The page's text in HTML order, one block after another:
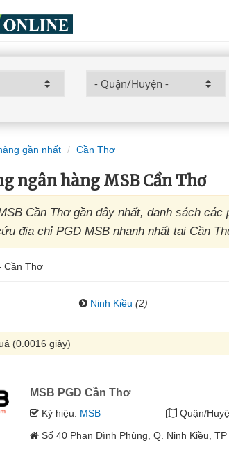
gần nhất Cần Thơ
ngân hàng MSB Cần Thơ
Cần Thơ gần đây nhất, danh sách
địa chỉ PGD MSB nhanh nhất tại Cần
Cần Thơ
Ninh Kiều (2)
(0.0016 giây)
MSB PGD Cần Thơ
Ký hiệu: MSB Quận/
Số 40 Phan Đình Phùng, Q. Ninh Kiều,